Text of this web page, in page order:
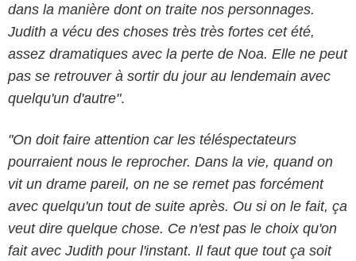
dans la manière dont on traite nos personnages.
Judith a vécu des choses très très fortes cet été,
assez dramatiques avec la perte de Noa. Elle ne peut
pas se retrouver à sortir du jour au lendemain avec
quelqu'un d'autre".
"On doit faire attention car les téléspectateurs
pourraient nous le reprocher. Dans la vie, quand on
vit un drame pareil, on ne se remet pas forcément
avec quelqu'un tout de suite après. Ou si on le fait, ça
veut dire quelque chose. Ce n'est pas le choix qu'on
fait avec Judith pour l'instant. Il faut que tout ça soit